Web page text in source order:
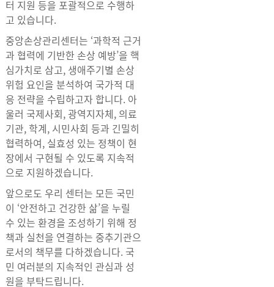
터 지원 등을 포괄적으로 수행하
고 있습니다.
중앙손상관리센터는 ‘과학적 근거
과 협력에 기반한 손상 예방’을 핵
심가치로 삼고, 생애주기별 손상
위험 요인을 분석하여 국가적 대
응 전략을 수립하고자 합니다. 아
울러 국제사회, 광역지자체, 의료
기관, 학계, 시민사회 등과 긴밀히
협력하여, 실효성 있는 정책이 현
장에서 구현될 수 있도록 지속적
으로 지원하겠습니다.
앞으로도 우리 센터는 모든 국민
이 ‘안전하고 건강한 삶’을 누릴
수 있는 환경을 조성하기 위해 정
책과 실천을 연결하는 중추기관으
로서의 책무를 다하겠습니다. 국
민 여러분의 지속적인 관심과 성
원을 부탁드립니다.